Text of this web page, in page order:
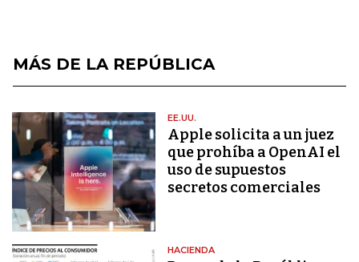
MÁS DE LA REPÚBLICA
EE.UU.
Apple solicita a un juez
que prohíba a OpenAI el
uso de supuestos
secretos comerciales
HACIENDA